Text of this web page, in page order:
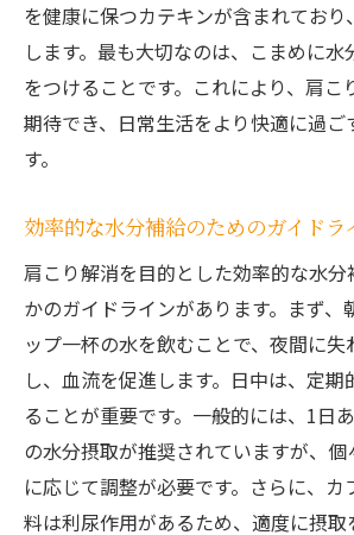
を健康に保つカテキンが含まれてお
します。最も大切なのは、こまめに
をつけることです。これにより、肩こ
期待でき、日常生活をより快適に過ご
す。
効率的な水分補給のためのガイドラ
肩こり解消を目的とした効率的な水
かのガイドラインがあります。まず、
ップ一杯の水を飲むことで、夜間に
し、血流を促進します。日中は、定期
ることが重要です。一般的には、1日
の水分摂取が推奨されていますが、
に応じて調整が必要です。さらに、
料は利尿作用があるため、適度に摂